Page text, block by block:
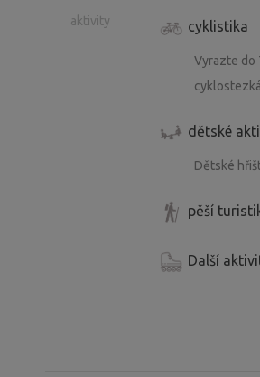
aktivity cyklistika
Vyrazte do
dětské
Dětské
pěší
Další